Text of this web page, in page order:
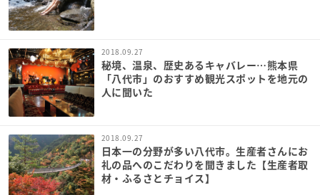
2018.09.27
秘境、温泉、歴史あるキャバレー…熊本県
「八代市」のおすすめ観光スポットを地元の
人に聞いた
2018.09.27
日本一の分野が多い八代市。生産者さんにお
礼の品へのこだわりを聞きました【生産者取
材・ふるさとチョイス】